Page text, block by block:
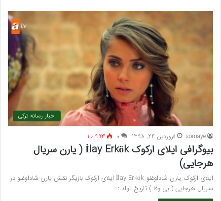
اخبار رسانه ترکی
somaye فروردین 24, 1398 ۰ 10,993
بیوگرافی ایلای ارکوک İlay Erkök ( یارن سریال
هرجایی)
ایلای ارکوک_یارن شاداوغلو_İlay Erkök ایلای ارکوک بازیگر نقش یارن شاداوغلو در
سریال هرجایی ( بی وفا ) تاریخ تولد :…